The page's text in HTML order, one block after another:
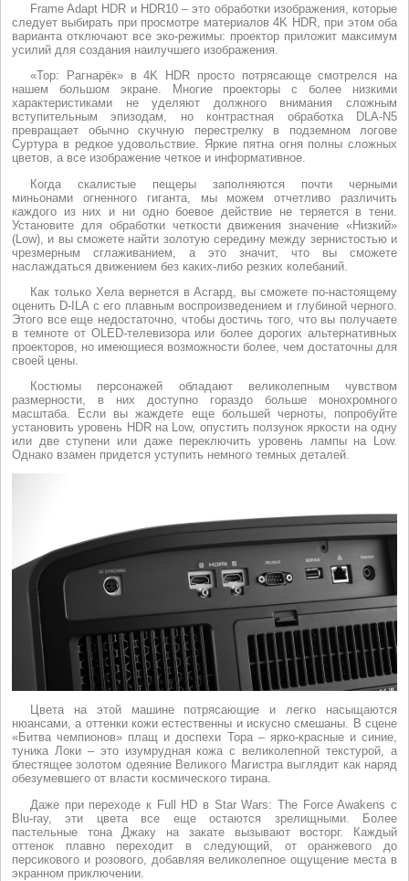
Frame Adapt HDR и HDR10 – это обработки изображения, которые
следует выбирать при просмотре материалов 4K HDR, при этом оба
варианта отключают все эко-режимы: проектор приложит максимум
усилий для создания наилучшего изображения.
«Тор: Рагнарёк» в 4K HDR просто потрясающе смотрелся на
нашем большом экране. Многие проекторы с более низкими
характеристиками не уделяют должного внимания сложным
вступительным эпизодам, но контрастная обработка DLA-N5
превращает обычно скучную перестрелку в подземном логове
Суртура в редкое удовольствие. Яркие пятна огня полны сложных
цветов, а все изображение четкое и информативное.
Когда скалистые пещеры заполняются почти черными
миньонами огненного гиганта, мы можем отчетливо различить
каждого из них и ни одно боевое действие не теряется в тени.
Установите для обработки четкости движения значение «Низкий»
(Low), и вы сможете найти золотую середину между зернистостью и
чрезмерным сглаживанием, а это значит, что вы сможете
наслаждаться движением без каких-либо резких колебаний.
Как только Хела вернется в Асгард, вы сможете по-настоящему
оценить D-ILA с его плавным воспроизведением и глубиной черного.
Этого все еще недостаточно, чтобы достичь того, что вы получаете
в темноте от OLED-телевизора или более дорогих альтернативных
проекторов, но имеющиеся возможности более, чем достаточны для
своей цены.
Костюмы персонажей обладают великолепным чувством
размерности, в них доступно гораздо больше монохромного
масштаба. Если вы жаждете еще большей черноты, попробуйте
установить уровень HDR на Low, опустить ползунок яркости на одну
или две ступени или даже переключить уровень лампы на Low.
Однако взамен придется уступить немного темных деталей.
Цвета на этой машине потрясающие и легко насыщаются
нюансами, а оттенки кожи естественны и искусно смешаны. В сцене
«Битва чемпионов» плащ и доспехи Тора – ярко-красные и синие,
туника Локи – это изумрудная кожа с великолепной текстурой, а
блестящее золотом одеяние Великого Магистра выглядит как наряд
обезумевшего от власти космического тирана.
Даже при переходе к Full HD в Star Wars: The Force Awakens с
Blu-ray, эти цвета все еще остаются зрелищными. Более
пастельные тона Джаку на закате вызывают восторг. Каждый
оттенок плавно переходит в следующий, от оранжевого до
персикового и розового, добавляя великолепное ощущение места в
экранном приключении.